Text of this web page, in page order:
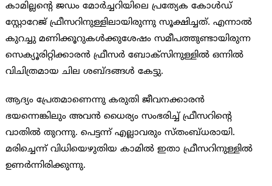
കാമില്ലന്റെ ജഡം മോര്‍ച്ചറിയിലെ പ്രത്യേക കോള്‍ഡ്
സ്റ്റോറേജ് ഫ്രീസറിനുള്ളിലായിരുന്നു സൂക്ഷിച്ചത്. എന്നാല്‍
കുറച്ചു മണിക്കൂറുകള്‍ക്കുശേഷം സമീപത്തുണ്ടായിരുന്ന
സെക്യൂരിറ്റിക്കാരന്‍ ഫ്രീസര്‍ ബോക്സിനുള്ളില്‍ ഒന്നില്‍
വിചിത്രമായ ചില ശബ്ദങ്ങള്‍ കേട്ടു.
ആദ്യം പ്രേതമാണെന്നു കരുതി ജീവനക്കാരന്‍
ഭയന്നെങ്കിലും അവന്‍ ധൈര്യം സംഭരിച്ച് ഫ്രീസറിന്റെ
വാതില്‍ തുറന്നു. പെട്ടന്ന് എല്ലാവരും സ്തംബ്ധരായി.
മരിച്ചെന്ന് വിധിയെഴുതിയ കാമില്‍ ഇതാ ഫ്രീസറിനുള്ളില്‍
ഉണര്‍ന്നിരിക്കുന്നു.